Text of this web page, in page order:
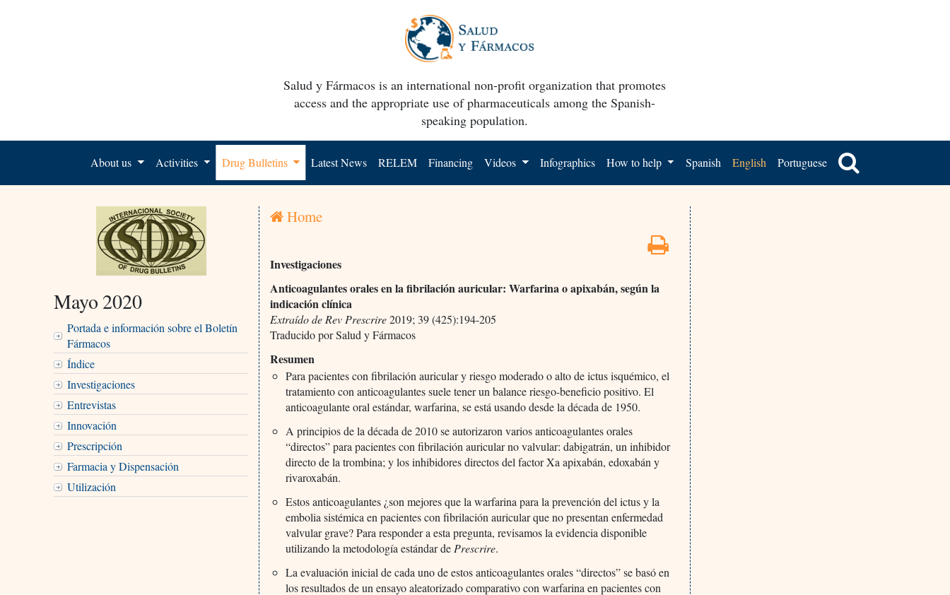
Salud y Fármacos is an international non-profit organization that promotes
access and the appropriate use of pharmaceuticals among the Spanish-
speaking population.
About us Activities Drug Bulletins Latest News RELEM Financing Videos Infographics How to help Spanish English Portuguese
Mayo 2020
Portada e información sobre el Boletín
Fármacos
Índice
Investigaciones
Entrevistas
Innovación
Prescripción
Farmacia y Dispensación
Utilización
Home
Investigaciones
Anticoagulantes orales en la fibrilación auricular: Warfarina o apixabán, según la
indicación clínica
Extraído de Rev Prescrire2019; 39 (425):194-205
Traducido por Salud y Fármacos
Resumen
Para pacientes con fibrilación auricular y riesgo moderado o alto de ictus isquémico, el
tratamiento con anticoagulantes suele tener un balance riesgo-beneficio positivo. El
anticoagulante oral estándar, warfarina, se está usando desde la década de 1950.
A principios de la década de 2010 se autorizaron varios anticoagulantes orales
“directos” para pacientes con fibrilación auricular no valvular: dabigatrán, un inhibidor
directo de la trombina; y los inhibidores directos del factor Xa apixabán, edoxabán y
rivaroxabán.
Estos anticoagulantes ¿son mejores que la warfarina para la prevención del ictus y la
embolia sistémica en pacientes con fibrilación auricular que no presentan enfermedad
valvular grave? Para responder a esta pregunta, revisamos la evidencia disponible
utilizando la metodología estándar de Prescrire.
La evaluación inicial de cada uno de estos anticoagulantes orales “directos” se basó en
los resultados de un ensayo aleatorizado comparativo con warfarina en pacientes con